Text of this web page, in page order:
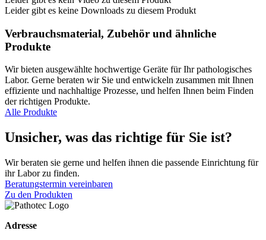
Leider gibt es keine Downloads zu diesem Produkt
Verbrauchsmaterial, Zubehör und ähnliche
Produkte
Wir bieten ausgewählte hochwertige Geräte für Ihr pathologisches
Labor. Gerne beraten wir Sie und entwickeln zusammen mit Ihnen
effiziente und nachhaltige Prozesse, und helfen Ihnen beim Finden
der richtigen Produkte.
Alle Produkte
Unsicher, was das richtige für Sie ist?
Wir beraten sie gerne und helfen ihnen die passende Einrichtung für
ihr Labor zu finden.
Beratungstermin vereinbaren
Zu den Produkten
Adresse